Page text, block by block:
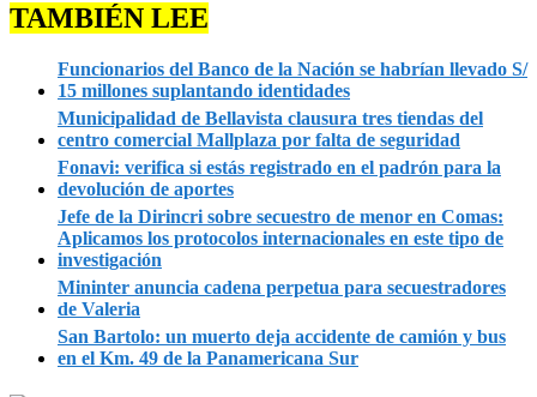
TAMBIÉN LEE
Funcionarios del Banco de la Nación se habrían llevado S/
15 millones suplantando identidades
Municipalidad de Bellavista clausura tres tiendas del
centro comercial Mallplaza por falta de seguridad
Fonavi: verifica si estás registrado en el padrón para la
devolución de aportes
Jefe de la Dirincri sobre secuestro de menor en Comas:
Aplicamos los protocolos internacionales en este tipo de
investigación
Mininter anuncia cadena perpetua para secuestradores
de Valeria
San Bartolo: un muerto deja accidente de camión y bus
en el Km. 49 de la Panamericana Sur